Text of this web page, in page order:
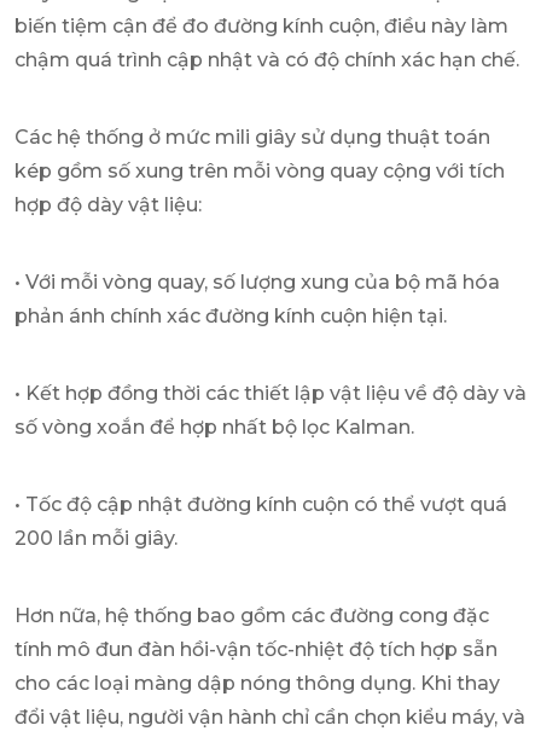
biến tiệm cận để đo đường kính cuộn, điều này làm
chậm quá trình cập nhật và có độ chính xác hạn chế.
Các hệ thống ở mức mili giây sử dụng thuật toán
kép gồm số xung trên mỗi vòng quay cộng với tích
hợp độ dày vật liệu:
• Với mỗi vòng quay, số lượng xung của bộ mã hóa
phản ánh chính xác đường kính cuộn hiện tại.
• Kết hợp đồng thời các thiết lập vật liệu về độ dày và
số vòng xoắn để hợp nhất bộ lọc Kalman.
• Tốc độ cập nhật đường kính cuộn có thể vượt quá
200 lần mỗi giây.
Hơn nữa, hệ thống bao gồm các đường cong đặc
tính mô đun đàn hồi-vận tốc-nhiệt độ tích hợp sẵn
cho các loại màng dập nóng thông dụng. Khi thay
đổi vật liệu, người vận hành chỉ cần chọn kiểu máy, và